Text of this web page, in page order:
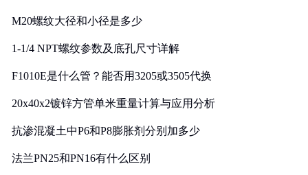
M20螺纹大径和小径是多少
1-1/4 NPT螺纹参数及底孔尺寸详解
F1010E是什么管？能否用3205或3505代换
20x40x2镀锌方管单米重量计算与应用分析
抗渗混凝土中P6和P8膨胀剂分别加多少
法兰PN25和PN16有什么区别